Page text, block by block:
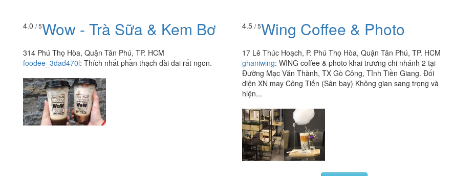
4.0 / 5Wow - Trà Sữa & Kem Bơ
314 Phú Thọ Hòa, Quận Tân Phú, TP. HCM
foodee_3dad470l: Thích nhất phần thạch dài dai rất ngon.
4.5 / 5Wing Coffee & Photo
17 Lê Thúc Hoạch, P. Phú Thọ Hòa, Quận Tân Phú, TP. HCM
ghaniwing: WING coffee & photo khai trương chi nhánh 2 tại
Đường Mạc Văn Thành, TX Gò Công, Tỉnh Tiền Giang. Đối
diện XN may Công Tiến (Sân bay) Không gian sang trọng và
hiện...